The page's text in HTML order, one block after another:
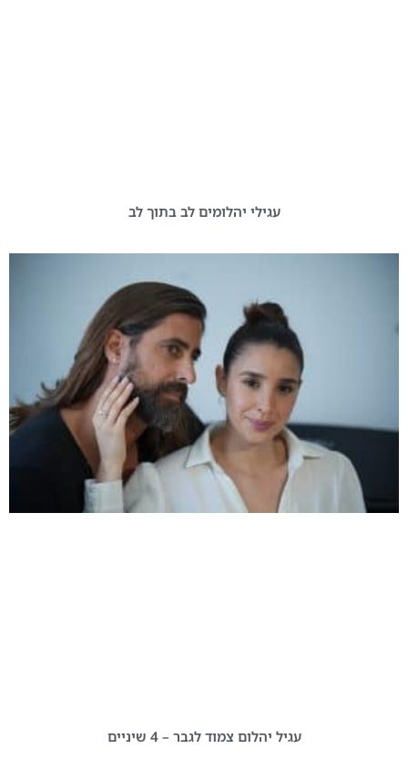
עגילי יהלומים לב בתוך לב
עגיל יהלום צמוד לגבר – 4 שיניים